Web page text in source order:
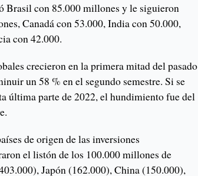
Brasil con 85.000 millones y le siguieron
Canadá con 53.000, India con 50.000,
con 42.000.
crecieron en la primera mitad del pasado
un 58 % en el segundo semestre. Si se
última parte de 2022, el hundimiento fue del
de origen de las inversiones
el listón de los 100.000 millones de
Japón (162.000), China (150.000),